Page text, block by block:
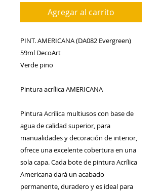
Agregar al carrito
PINT. AMERICANA (DA082 Evergreen)
59ml DecoArt
Verde pino
Pintura acrílica AMERICANA
Pintura Acrílica multiusos con base de
agua de calidad superior, para
manualidades y decoración de interior,
ofrece una excelente cobertura en una
sola capa. Cada bote de pintura Acrílica
Americana dará un acabado
permanente, duradero y es ideal para